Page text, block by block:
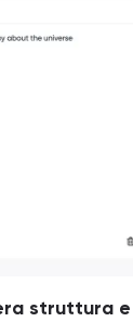
struttura